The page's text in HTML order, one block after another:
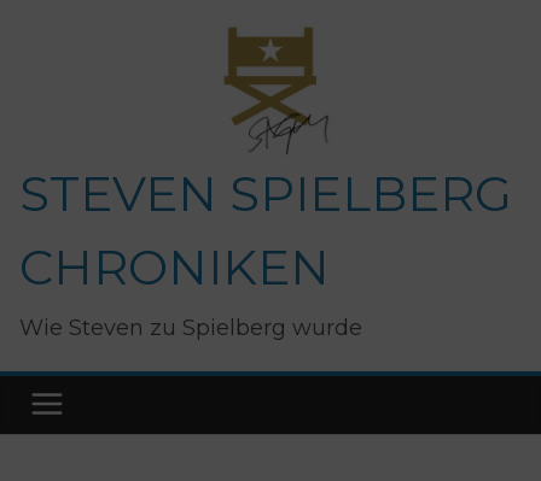
STEVEN SPIELBERG
CHRONIKEN
Wie Steven zu Spielberg wurde